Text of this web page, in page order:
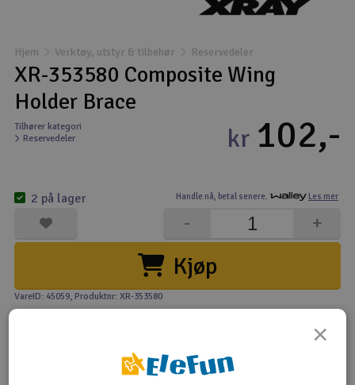
Droner
Droner for FPV
Fly
Helikopter
Kamerautstyr
Modellbygging, LEGO & byggesett
Modelljernbane
Hjem Verktøy, utstyr & tilbehør Reservedeler
XR-353580 Composite Wing
Holder Brace
Tilhører kategori
Reservedeler
Handle nå, betal senere. Les mer
kr 102,-
Kjøp
+
-
2 på lager
VareID: 45059, Produktnr: XR-353580
×